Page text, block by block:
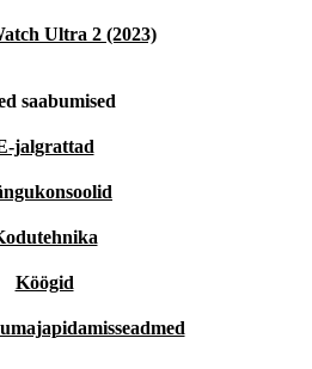
Ultra 2 (2023)
saabumised
jalgrattad
Köögid